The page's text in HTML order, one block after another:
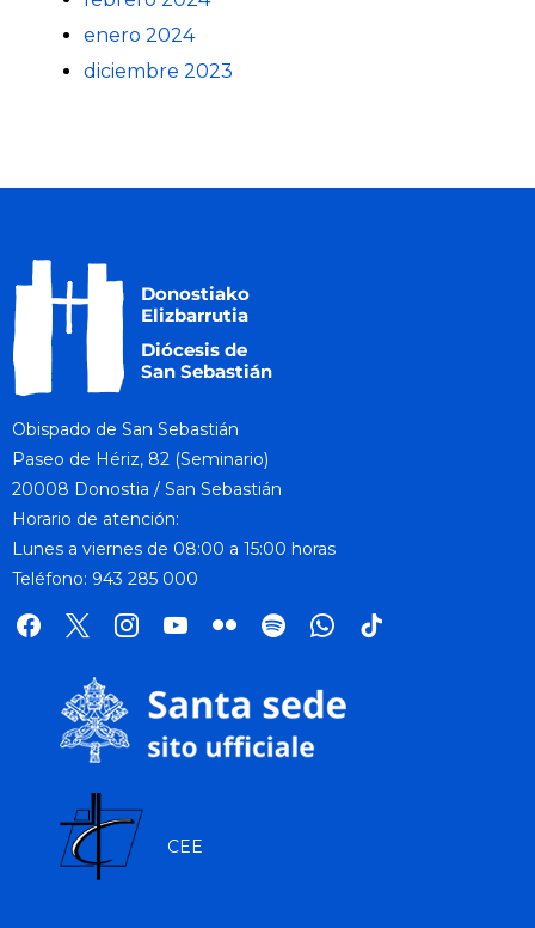
enero 2024
diciembre 2023
Obispado de San Sebastián
Paseo de Hériz, 82 (Seminario)
20008 Donostia / San Sebastián
Horario de atención:
Lunes a viernes de 08:00 a 15:00 horas
Teléfono: 943 285 000
facebook
x instagramyoutube
flickr spotifywhatsapp
tik
CEE